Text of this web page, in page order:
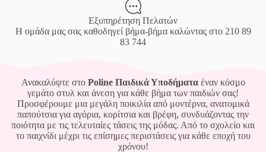
Εξυπηρέτηση Πελατών
Η ομάδα μας σας καθοδηγεί βήμα-βήμα καλώντας στο 210 89
83 744
Ανακαλύψτε στο Poline Παιδικά Υποδήματαέναν κόσμο
γεμάτο στυλ και άνεση για κάθε βήμα των παιδιών σας!
Προσφέρουμε μια μεγάλη ποικιλία από μοντέρνα, ανατομικά
παπούτσια για αγόρια, κορίτσια και βρέφη, συνδυάζοντας την
ποιότητα με τις τελευταίες τάσεις της μόδας. Από το σχολείο και
το παιχνίδι μέχρι τις επίσημες περιστάσεις για κάθε εποχή του
χρόνου!